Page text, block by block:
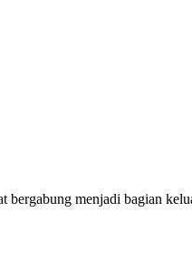
menjadi bagian